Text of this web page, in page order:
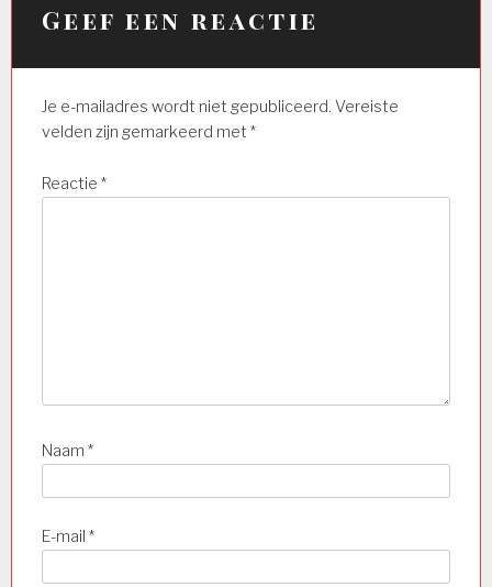
Geef een reactie
Je e-mailadres wordt niet gepubliceerd. Vereiste
velden zijn gemarkeerd met *
Reactie *
Naam *
E-mail *